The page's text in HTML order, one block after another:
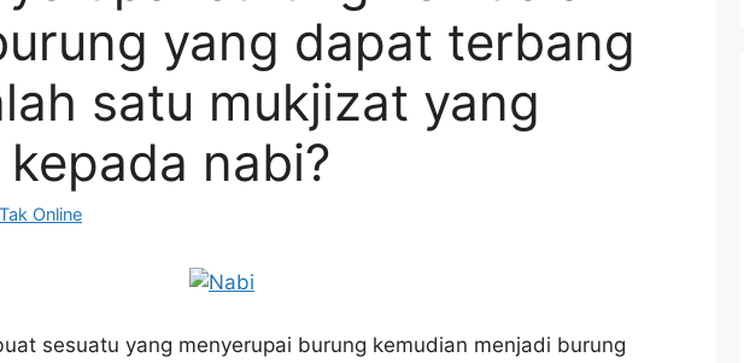
yang dapat terbang
satu mukjizat yang
nabi?
Online
sesuatu yang menyerupai burung kemudian menjadi burung